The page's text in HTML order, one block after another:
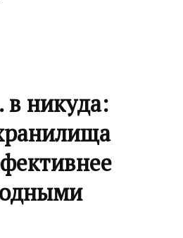
в никуда: